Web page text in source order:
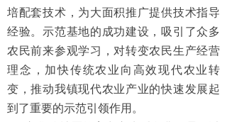
培配套技术，为大面积推广提供技术指导
经验。示范基地的成功建设，吸引了众多
农民前来参观学习，对转变农民生产经营
理念，加快传统农业向高效现代农业转
变，推动我镇现代农业产业的快速发展起
到了重要的示范引领作用。